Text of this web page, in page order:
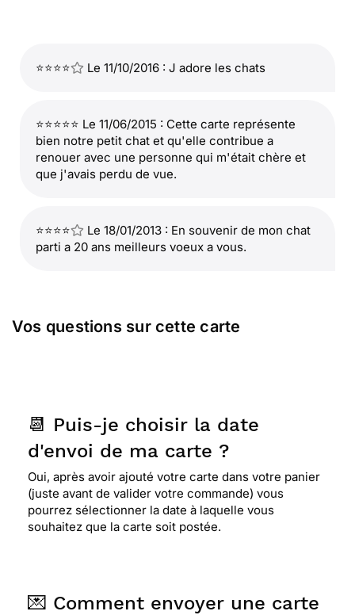
⭐⭐⭐⭐ Le 11/10/2016 : J adore les chats
⭐⭐⭐⭐⭐ Le 11/06/2015 : Cette carte représente
bien notre petit chat et qu'elle contribue a
renouer avec une personne qui m'était chère et
que j'avais perdu de vue.
⭐⭐⭐⭐
Le 18/01/2013 : En souvenir de mon chat
parti a 20 ans meilleurs voeux a vous.
Vos questions sur cette carte
📆 Puis-je choisir la date
d'envoi de ma carte ?
Oui, après avoir ajouté votre carte dans votre panier
(juste avant de valider votre commande) vous
pourrez sélectionner la date à laquelle vous
souhaitez que la carte soit postée.
💌 Comment envoyer une carte